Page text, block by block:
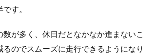
す。
が多く、休日だとなかなか進まないこ
のでスムーズに走行できるようになり